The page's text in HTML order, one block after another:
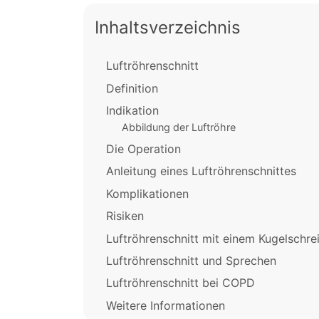
Inhaltsverzeichnis
Luftröhrenschnitt
Definition
Indikation
Abbildung der Luftröhre
Die Operation
Anleitung eines Luftröhrenschnittes
Komplikationen
Risiken
Luftröhrenschnitt mit einem
Luftröhrenschnitt und Sprechen
Luftröhrenschnitt bei COPD
Weitere Informationen